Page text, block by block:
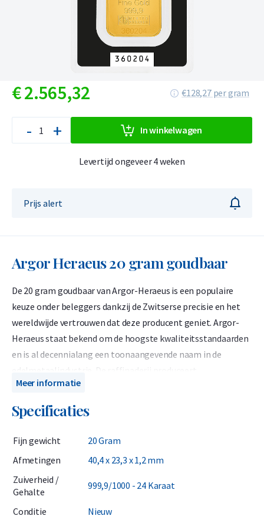
€2.565,32 €128,27 per gram
- + In winkelwagen
Levertijd ongeveer 4 weken
Prijs alert
Argor Heraeus 20 gram goudbaar
De 20 gram goudbaar van Argor-Heraeus is een populaire
keuze onder beleggers dankzij de Zwitserse precisie en het
wereldwijde vertrouwen dat deze producent geniet. Argor-
Heraeus staat bekend om de hoogste kwaliteitsstandaarden
en is al decennialang een toonaangevende naam in de
edelmetaalindustrie. De raffinaderij produceert
internationaal erkende LBMA-goudbaren die bestaan uit
999,9 puur (24-karaats) goud. De 20 gram goudbaar van
Argor-Heraeus heeft een uniek serienummer en wordt
(London Bullion Market Association) en behoort tot een
Meer informatie
Specificaties
Fijn gewicht
20 Gram
Afmetingen
40,4 x 23,3 x 1,2 mm
Zuiverheid /
Gehalte
999,9/1000 - 24 Karaat
Conditie Nieuw